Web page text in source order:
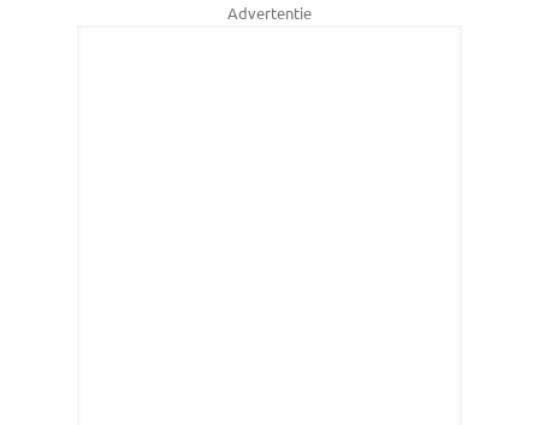
Advertentie